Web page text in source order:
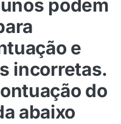
podem
e
incorretas.
do
abaixo